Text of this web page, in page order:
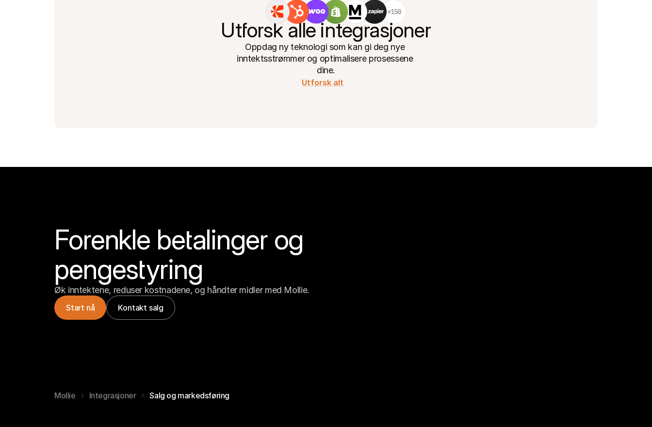
+150
Utforsk alle integrasjoner
Oppdag ny teknologi som kan gi deg nye
inntektsstrømmer og optimalisere prosessene
dine.
Utforsk alt
Forenkle betalinger og
pengestyring
Øk inntektene, reduser kostnadene, og håndter midler med Mollie.
Start nå Kontakt salg
Mollie Integrasjoner Salg og markedsføring